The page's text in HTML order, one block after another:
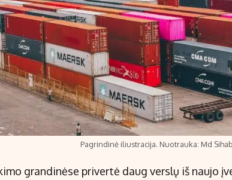
Pagrindinė iliustracija. Nuotrauka: Md
grandinėse privertė daug verslų iš naujo